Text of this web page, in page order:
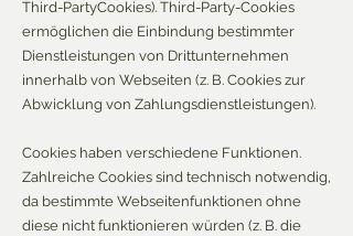
Third-PartyCookies). Third-Party-Cookies
ermöglichen die Einbindung bestimmter
Dienstleistungen von Drittunternehmen
innerhalb von Webseiten (z. B. Cookies zur
Abwicklung von Zahlungsdienstleistungen).
Cookies haben verschiedene Funktionen.
Zahlreiche Cookies sind technisch notwendig,
da bestimmte Webseitenfunktionen ohne
diese nicht funktionieren würden (z. B. die